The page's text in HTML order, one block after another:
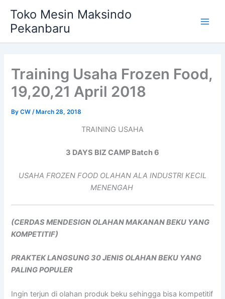
content
Toko Mesin Maksindo
Pekanbaru
Training Usaha Frozen Food,
19,20,21 April 2018
ByCW/ March 28, 2018
TRAINING USAHA
3 DAYS BIZ CAMP Batch 6
USAHA FROZEN FOOD OLAHAN ALA INDUSTRI KECIL
MENENGAH
(CERDAS MENDESIGN OLAHAN MAKANAN BEKU YANG
KOMPETITIF)
PRAKTEK LANGSUNG 30 JENIS OLAHAN BEKU YANG
PALING POPULER
Ingin terjun di olahan produk beku sehingga bisa kompetitif